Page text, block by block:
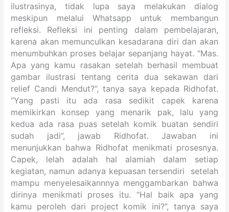
ilustrasinya, tidak lupa saya melakukan dialog
meskipun melalui Whatsapp untuk membangun
refleksi. Refleksi ini penting dalam pembelajaran,
karena akan memunculkan kesadarana diri dan akan
menumbuhkan proses belajar sepanjang hayat. “Mas.
Apa yang kamu rasakan setelah berhasil membuat
gambar ilustrasi tentang cerita dua sekawan dari
relief Candi Mendut?”, tanya saya kepada Ridhofat.
“Yang pasti itu ada rasa sedikit capek karena
memikirkan konsep yang menarik pak, lalu yang
kedua ada rasa puas setelah komik buatan sendiri
sudah jadi”, jawab Ridhofat. Jawaban ini
menunjukkan bahwa Ridhofat menikmati prosesnya.
Capek, lelah adalah hal alamiah dalam setiap
kegiatan, namun adanya kepuasan tersendiri setelah
mampu menyelesaikannnya menggambarkan bahwa
dirinya menikmati proses itu. “Hal baik apa yang
kamu peroleh dari project komik ini?”, tanya saya